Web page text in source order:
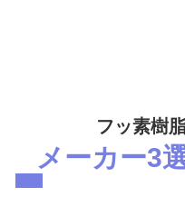
フッ素樹
メーカー3